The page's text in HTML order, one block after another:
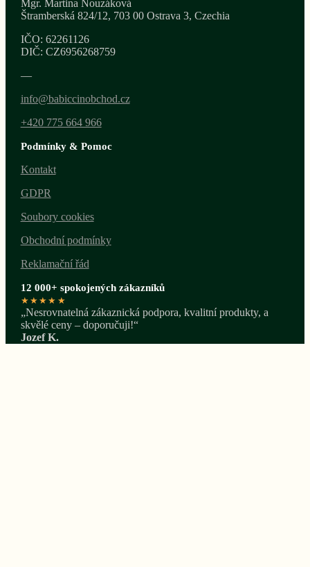
Mgr. Martina Nouzáková
Štramberská 824/12, 703 00 Ostrava 3, Czechia
IČO: 62261126
DIČ: CZ6956268759
—
info@babiccinobchod.cz
+420 775 664 966
Podmínky & Pomoc
Kontakt
GDPR
Soubory cookies
Obchodní podmínky
Reklamační řád
12 000+ spokojených zákazníků
★★★★★
„Nesrovnatelná zákaznická podpora, kvalitní produkty, a
skvělé ceny – doporučuji!“
Jozef K.